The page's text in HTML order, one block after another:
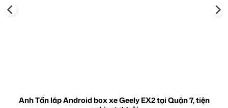
Anh Tấn lắp Android box xe Geely EX2 tại Quận 7, tiện